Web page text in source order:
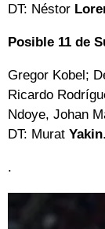
DT: Néstor
Posible 11 de
Gregor Kobel;
Ricardo
Ndoye, Johan
DT: Murat Yakin.
.